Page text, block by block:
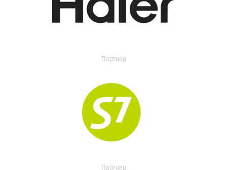
Партнер
Партнер